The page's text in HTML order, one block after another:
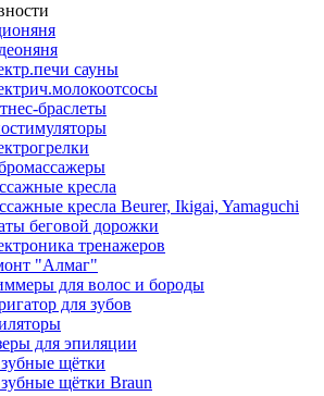
сауны
браслеты
кресла
кресла Beurer, Ikigai, Yamaguchi
беговой дорожки
тренажеров
"Алмаг"
для волос и бороды
для зубов
для эпиляции
щётки
щётки Braun